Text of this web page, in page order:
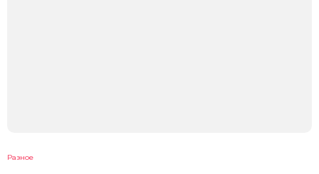
Разное